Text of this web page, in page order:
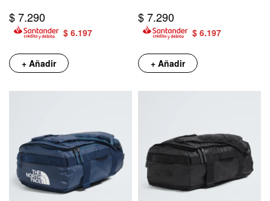
$7.290
$ 6.197
+ Añadir
$7.290
$ 6.197
+ Añadir